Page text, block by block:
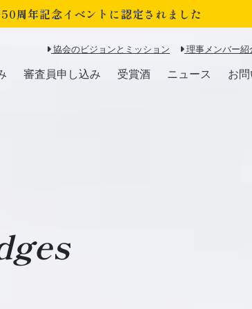
50周年記念イベントに認定されました
協会のビジョンとミッション 理事メンバー紹
審査員申し込み 受賞酒 ニュース お